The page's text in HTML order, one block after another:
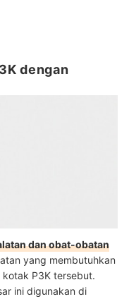
dengan
dan obat-obatan
yang membutuhkan
P3K tersebut.
ini digunakan di